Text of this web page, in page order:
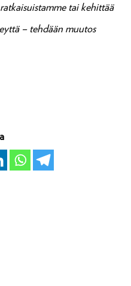
tai kehittää
– tehdään muutos